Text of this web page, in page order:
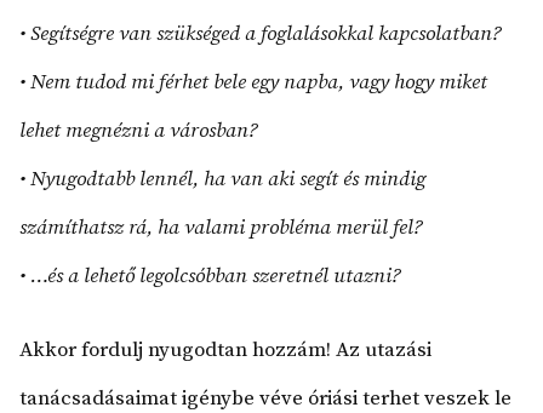
• Segítségre van szükséged a foglalásokkal kapcsolatban?
• Nem tudod mi férhet bele egy napba, vagy hogy miket
lehet megnézni a városban?
• Nyugodtabb lennél, ha van aki segít és mindig
számíthatsz rá, ha valami probléma merül fel?
• …és a lehető legolcsóbban szeretnél utazni?
Akkor fordulj nyugodtan hozzám! Az utazási
tanácsadásaimat igénybe véve óriási terhet veszek le